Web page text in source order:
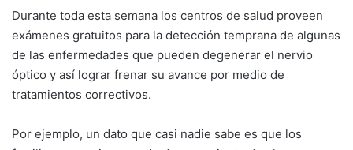
Durante toda esta semana los centros de salud proveen
exámenes gratuitos para la detección temprana de algunas
de las enfermedades que pueden degenerar el nervio
óptico y así lograr frenar su avance por medio de
tratamientos correctivos.
Por ejemplo, un dato que casi nadie sabe es que los